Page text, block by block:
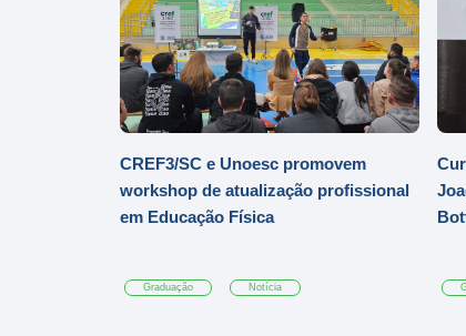
CREF3/SC e Unoesc promovem
workshop de atualização profissional
em Educação Física
Graduação Notícia